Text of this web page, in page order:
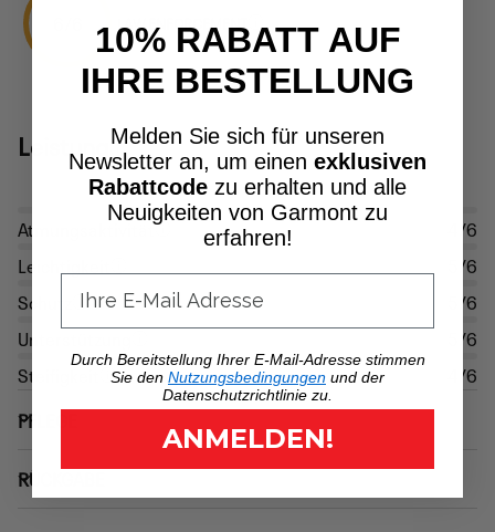
Leistung
Atmungsaktivität
4/6
Leichtigkeit
5/6
Schutz
5/6
Unterstützung
5/6
Steifigkeit
4/6
PFLEGE
RÜCKGABE
10% RABATT AUF
IHRE BESTELLUNG
Melden Sie sich für unseren
Newsletter an, um einen exklusiven
Rabattcode zu erhalten und alle
Neuigkeiten von Garmont zu
erfahren!
Durch Bereitstellung Ihrer E-Mail-Adresse stimmen
Sie den Nutzungsbedingungen und der
Datenschutzrichtlinie zu.
ANMELDEN!